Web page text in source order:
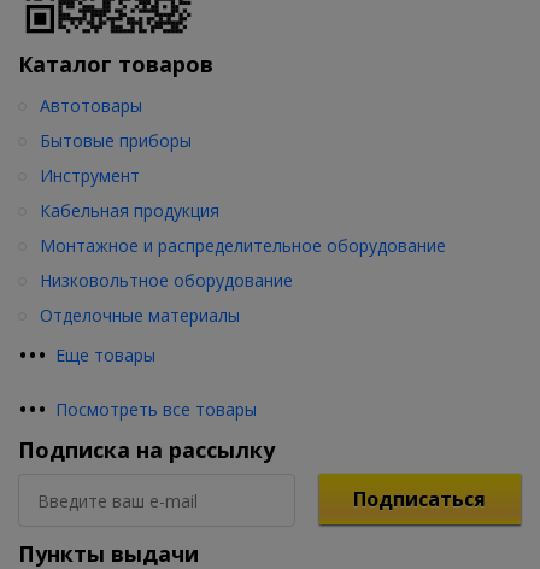
Каталог товаров
••• Еще товары
Автотовары
Бытовые приборы
Инструмент
Кабельная продукция
Монтажное и распределительное оборудование
Низковольтное оборудование
Отделочные материалы
••• Посмотреть все товары
Подписка на рассылку
Подписаться
Пункты выдачи